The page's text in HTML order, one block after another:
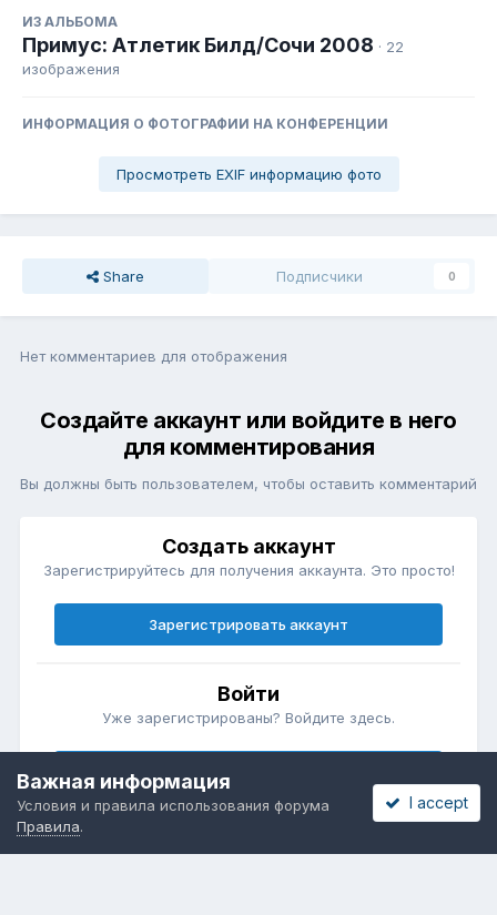
ИЗ АЛЬБОМА
Примус: Атлетик Билд/Сочи 2008 · 22
изображения
ИНФОРМАЦИЯ О ФОТОГРАФИИ НА КОНФЕРЕНЦИИ
Просмотреть EXIF информацию фото
Share Подписчики 0
Нет комментариев для отображения
Создайте аккаунт или войдите в него
для комментирования
Вы должны быть пользователем, чтобы оставить комментарий
Создать аккаунт
Зарегистрируйтесь для получения аккаунта. Это просто!
Зарегистрировать аккаунт
Войти
Уже зарегистрированы? Войдите здесь.
Важная информация
Условия и правила использования форума
Правила.
I accept